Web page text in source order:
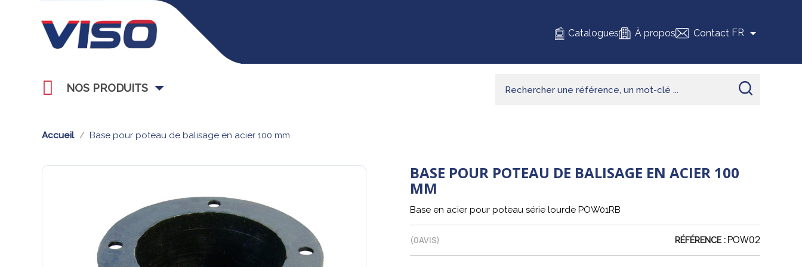
Catalogues À propos Contact FR 
NOS PRODUITS
Accueil Base pour poteau de balisage en acier 100 mm
BASE POUR POTEAU DE BALISAGE EN ACIER 100
MM
Base en acier pour poteau série lourde POW01RB
(0AVIS) RÉFÉRENCE : POW02